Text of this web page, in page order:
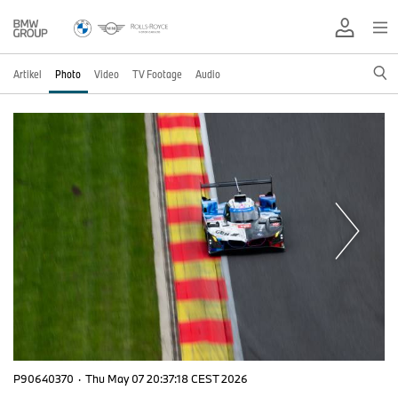
Artikel Photo Video TV Footage Audio
P90640370 · Thu May 07 20:37:18 CEST 2026